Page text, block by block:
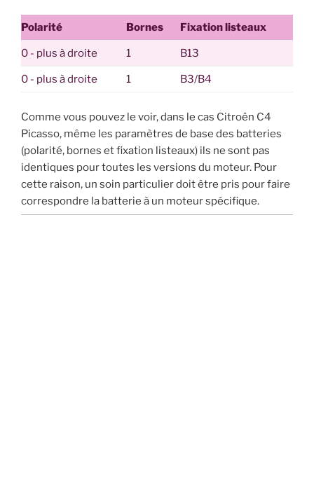
Polarité Bornes Fixation listeaux
0 - plus à droite 1 B13
0 - plus à droite 1 B3/B4
Comme vous pouvez le voir, dans le cas Citroën C4
Picasso, même les paramètres de base des batteries
(polarité, bornes et fixation listeaux) ils ne sont pas
identiques pour toutes les versions du moteur. Pour
cette raison, un soin particulier doit être pris pour faire
correspondre la batterie à un moteur spécifique.